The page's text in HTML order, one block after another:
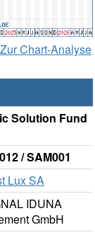
Zur Chart-Analyse
Solution Fund
/ SAM001
Lux SA
IDUNA
GmbH